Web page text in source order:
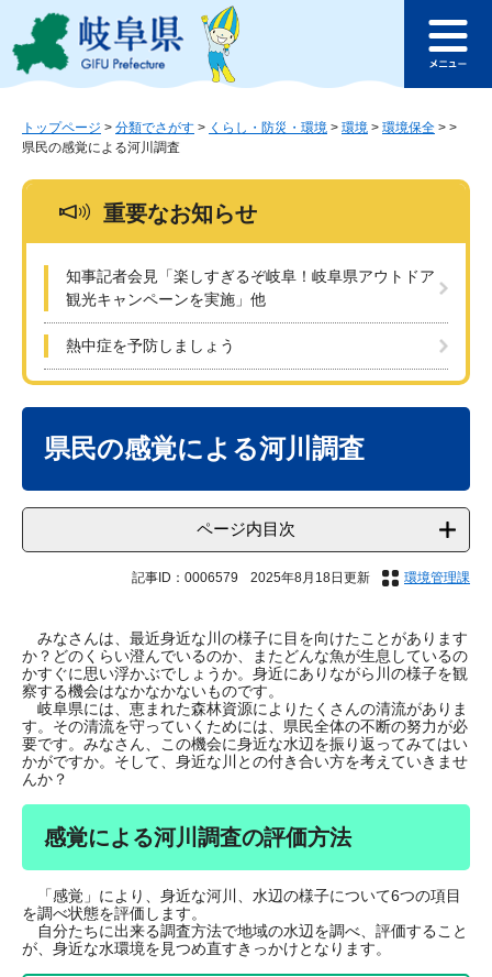
ジ
ュ
このページの本文へ
ュ
トップページ > 分類でさがす > くらし・防災・環境 > 環境 > 環境保全 > >
県民の感覚による河川調査
重要なお知らせ
知事記者会見「楽しすぎるぞ岐阜！岐阜県アウトドア
観光キャンペーンを実施」他
熱中症を予防しましょう
県民の感覚による河川調査
ページ内目次
記事ID：0006579 2025年8月18日更新 環境管理課
みなさんは、最近身近な川の様子に目を向けたことがあります
か？どのくらい澄んでいるのか、またどんな魚が生息しているの
かすぐに思い浮かぶでしょうか。身近にありながら川の様子を観
察する機会はなかなかないものです。
岐阜県には、恵まれた森林資源によりたくさんの清流がありま
す。その清流を守っていくためには、県民全体の不断の努力が必
要です。みなさん、この機会に身近な水辺を振り返ってみてはい
かがですか。そして、身近な川との付き合い方を考えていきませ
んか？
感覚による河川調査の評価方法
「感覚」により、身近な河川、水辺の様子について6つの項目
を調べ状態を評価します。
自分たちに出来る調査方法で地域の水辺を調べ、評価すること
が、身近な水環境を見つめ直すきっかけとなります。